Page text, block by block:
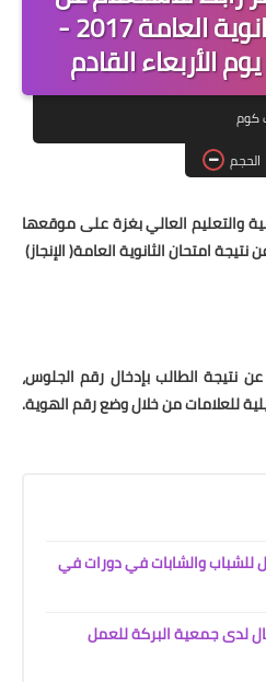
منوعات
نماذج سيرة ذاتية
نتيجة امتحان الثانوية العامة 2017 -
الأربعاء القادم
كوم
الحجم
والتعليم العالي بغزة على موقعها
امتحان الثانوية العامة( الإنجاز)
عن نتيجة الطالب بإدخال رقم الجلوس،
للعلامات من خلال وضع رقم الهوية.
للشباب والشابات في دورات في
لدى جمعية البركة للعمل